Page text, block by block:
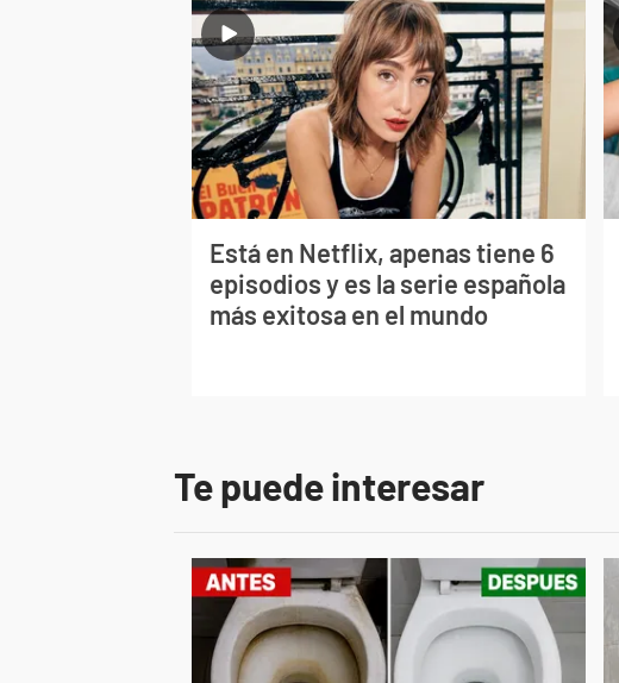
Está en Netflix, apenas tiene 6
episodios y es la serie española
más exitosa en el mundo
Te puede interesar